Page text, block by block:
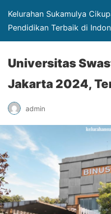
Kelurahan Sukamulya
Pendidikan Terbaik di
Universitas
Jakarta 2024,
admin